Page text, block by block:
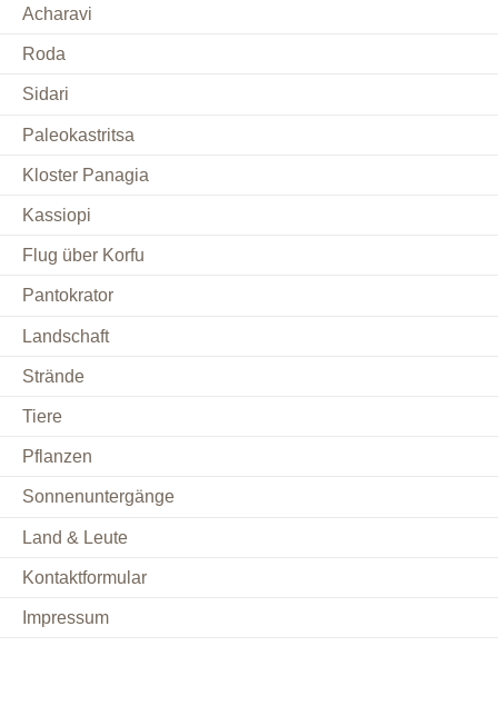
Acharavi
Roda
Sidari
Paleokastritsa
Kloster Panagia
Kassiopi
Flug über Korfu
Pantokrator
Landschaft
Strände
Tiere
Pflanzen
Sonnenuntergänge
Land & Leute
Kontaktformular
Impressum